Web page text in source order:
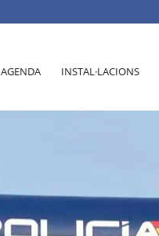
AGENDA INSTAL·LACIONS